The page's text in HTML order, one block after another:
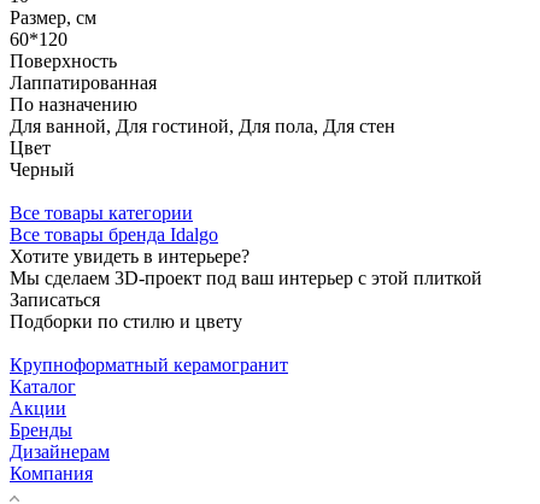
Размер, см
60*120
Поверхность
Лаппатированная
По назначению
Для ванной, Для гостиной, Для пола, Для стен
Цвет
Черный
Все товары категории
Все товары бренда Idalgo
Хотите увидеть в интерьере?
Мы сделаем 3D-проект под ваш интерьер с этой плиткой
Записаться
Подборки по стилю и цвету
Крупноформатный керамогранит
Каталог
Акции
Бренды
Дизайнерам
Компания